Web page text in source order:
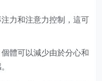
力和注意力控制，這可
體可以減少由於分心和